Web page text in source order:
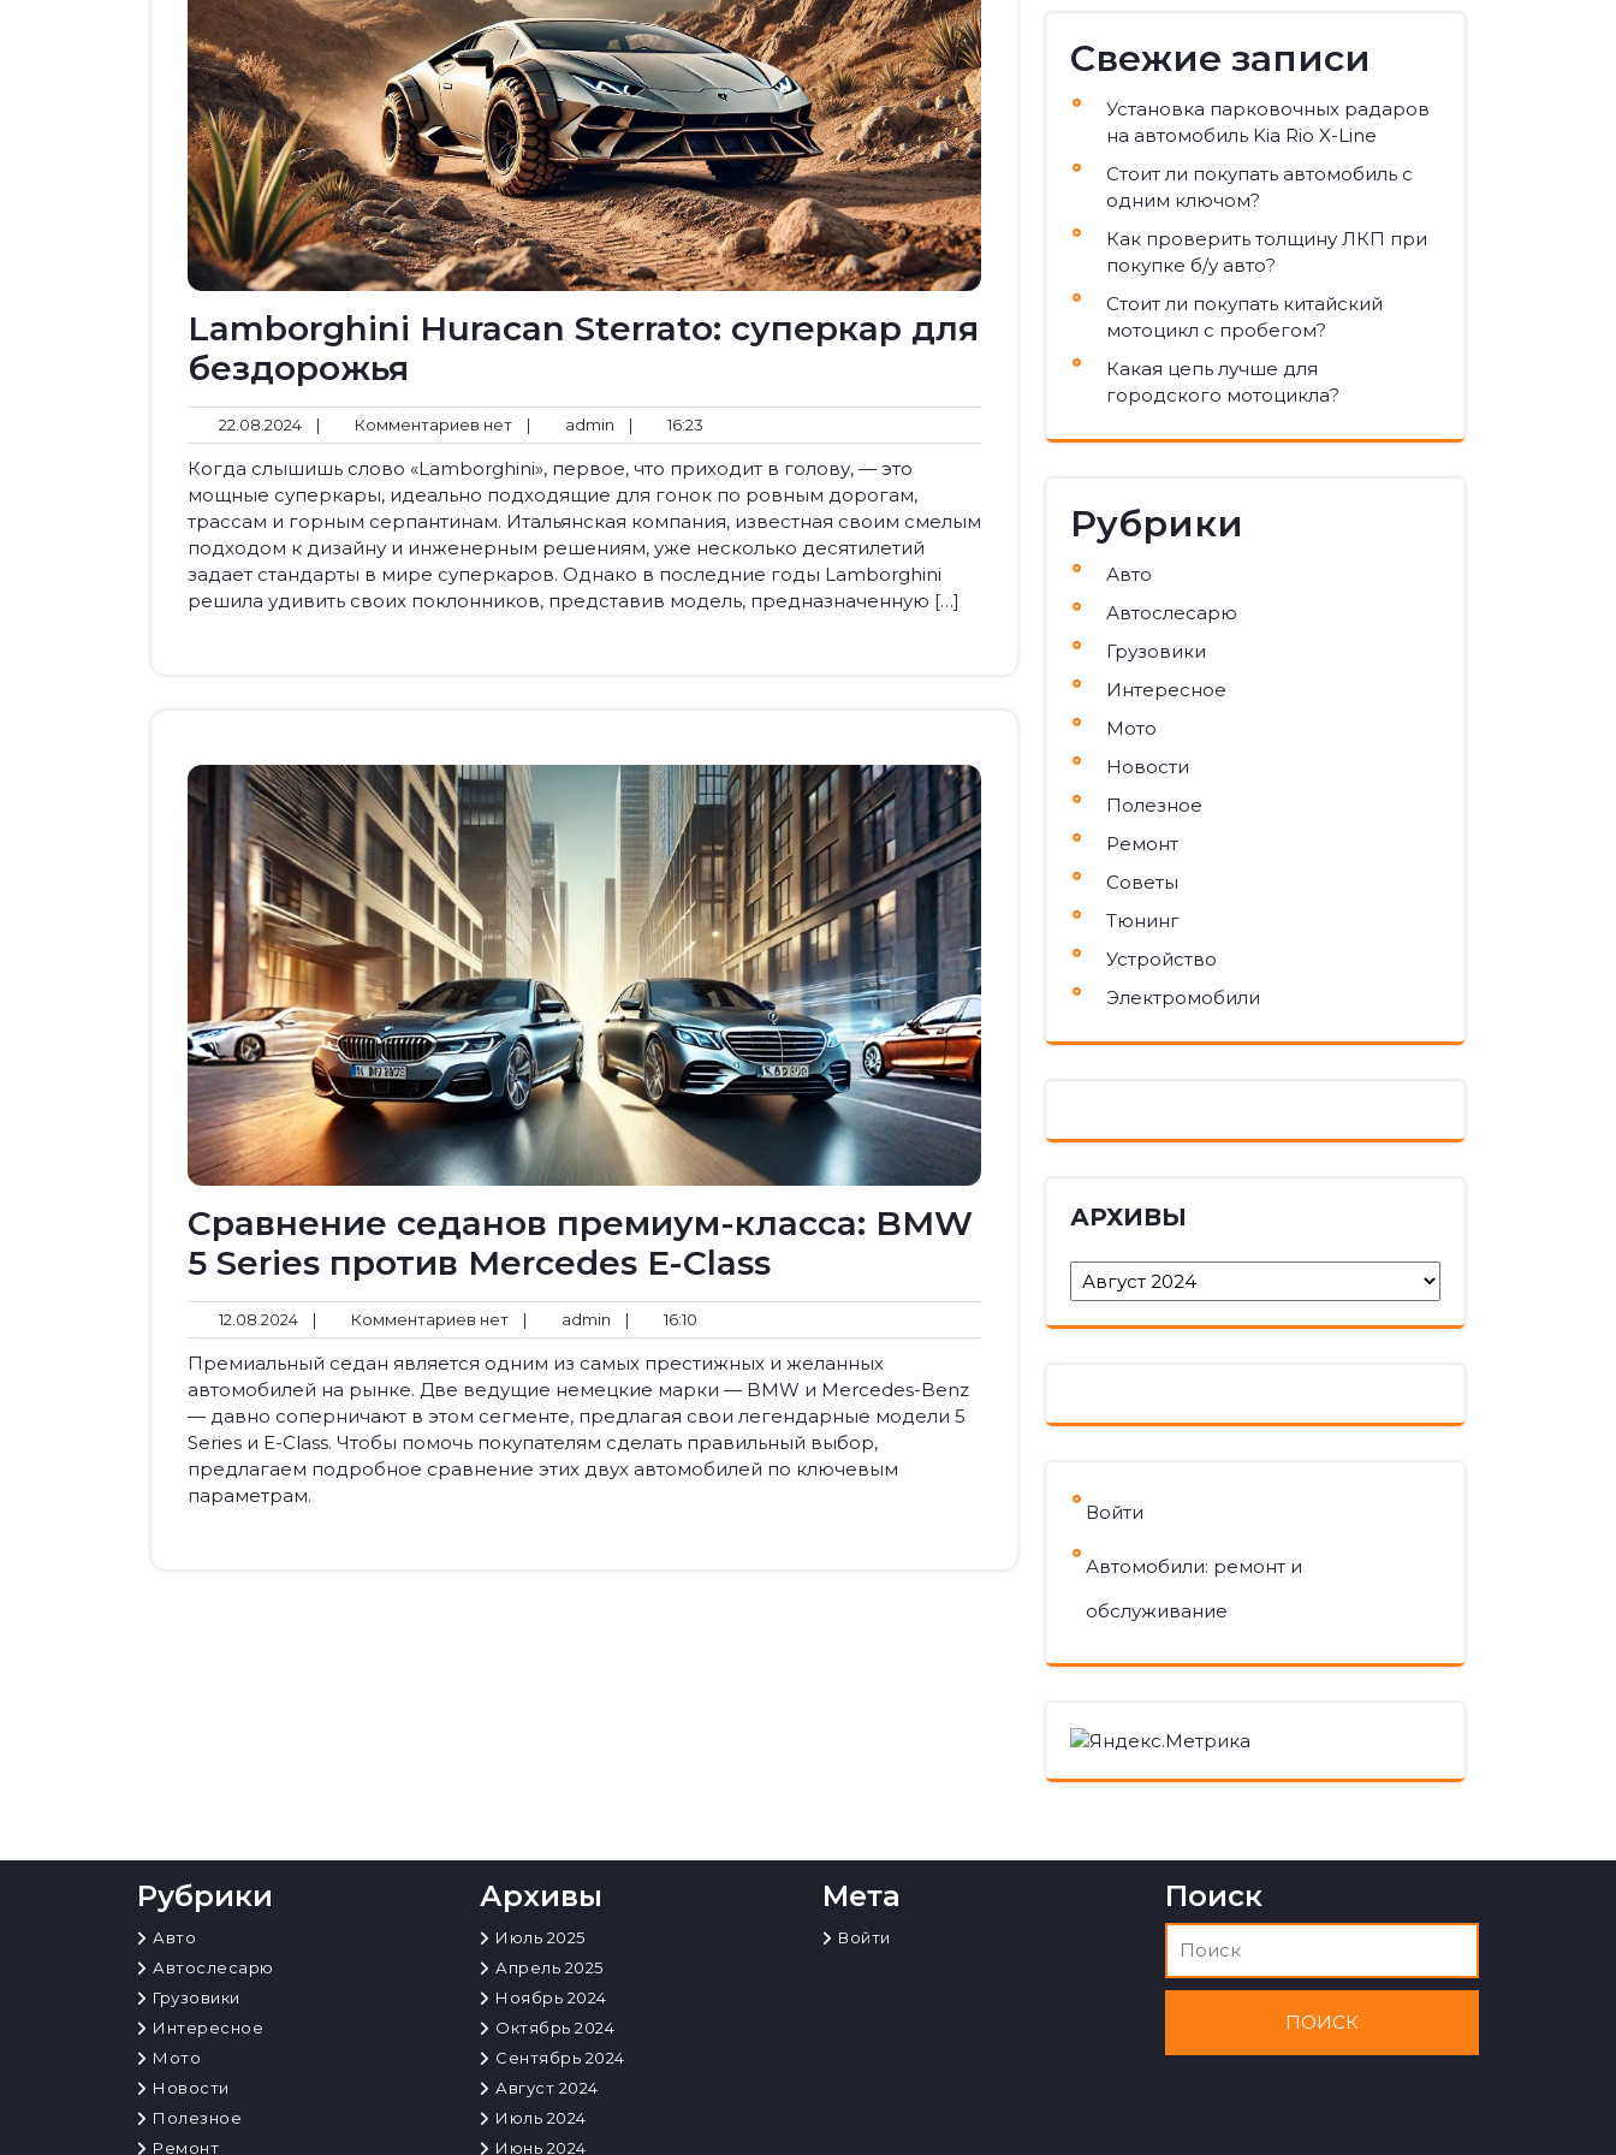
Lamborghini Huracan Sterrato: суперкар для
бездорожья
22.08.202422.08.2024
| Комментариев нетКомментариев
нет
| admin admin
| 16:23
Когда слышишь слово «Lamborghini», первое, что приходит в голову, — это
мощные суперкары, идеально подходящие для гонок по ровным дорогам,
трассам и горным серпантинам. Итальянская компания, известная своим смелым
подходом к дизайну и инженерным решениям, уже несколько десятилетий
задает стандарты в мире суперкаров. Однако в последние годы Lamborghini
решила удивить своих поклонников, представив модель, предназначенную […]
Сравнение седанов премиум-класса: BMW
5 Series против Mercedes E-Class
12.08.202412.08.2024
| Комментариев нетКомментариев
нет
| admin admin
| 16:10
Премиальный седан является одним из самых престижных и желанных
автомобилей на рынке. Две ведущие немецкие марки — BMW и Mercedes-Benz
— давно соперничают в этом сегменте, предлагая свои легендарные модели 5
Series и E-Class. Чтобы помочь покупателям сделать правильный выбор,
предлагаем подробное сравнение этих двух автомобилей по ключевым
параметрам.
Свежие записи
Установка парковочных радаров
на автомобиль Kia Rio X-Line
Стоит ли покупать автомобиль с
одним ключом?
Как проверить толщину ЛКП при
покупке б/у авто?
Стоит ли покупать китайский
мотоцикл с пробегом?
Какая цепь лучше для
городского мотоцикла?
Рубрики
Авто
Автослесарю
Грузовики
Интересное
Мото
Новости
Полезное
Ремонт
Советы
Тюнинг
Устройство
Электромобили
АРХИВЫ
Архивы
Войти
Автомобили: ремонт и
обслуживание
Рубрики
Авто
Автослесарю
Грузовики
Интересное
Мото
Новости
Полезное
Ремонт
Архивы
Июль 2025
Апрель 2025
Ноябрь 2024
Октябрь 2024
Сентябрь 2024
Август 2024
Июль 2024
Июнь 2024
Мета
Войти
Поиск